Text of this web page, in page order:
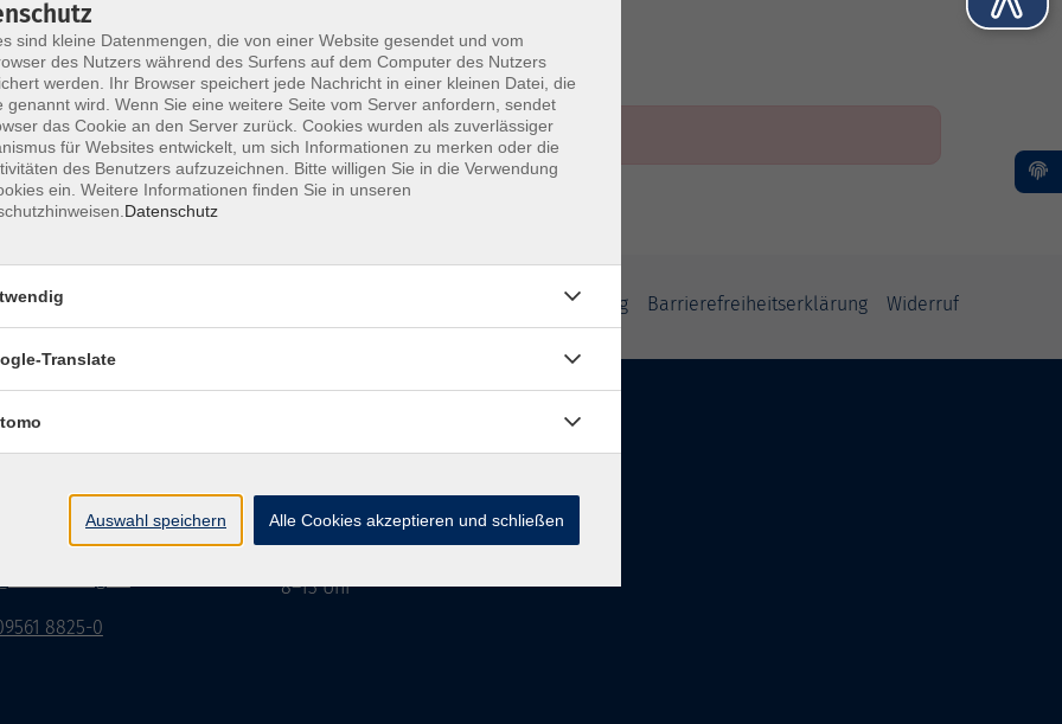
AGB/Widerrufsbelehrung Barrierefreiheitserklärung Widerruf
15
8825-0
Montag bis Donnerstag:
8–13 Uhr und 13:30–17 Uhr
8–13 Uhr
sind kleine Datenmengen, die von einer Website gesendet und vom
des Nutzers während des Surfens auf dem Computer des Nutzers
werden. Ihr Browser speichert jede Nachricht in einer kleinen Datei, die
genannt wird. Wenn Sie eine weitere Seite vom Server anfordern, sendet
das Cookie an den Server zurück. Cookies wurden als zuverlässiger
für Websites entwickelt, um sich Informationen zu merken oder die
des Benutzers aufzuzeichnen. Bitte willigen Sie in die Verwendung
ein. Weitere Informationen finden Sie in unseren
Datenschutz
Translate
Auswahl speichern Alle Cookies akzeptieren und schließen